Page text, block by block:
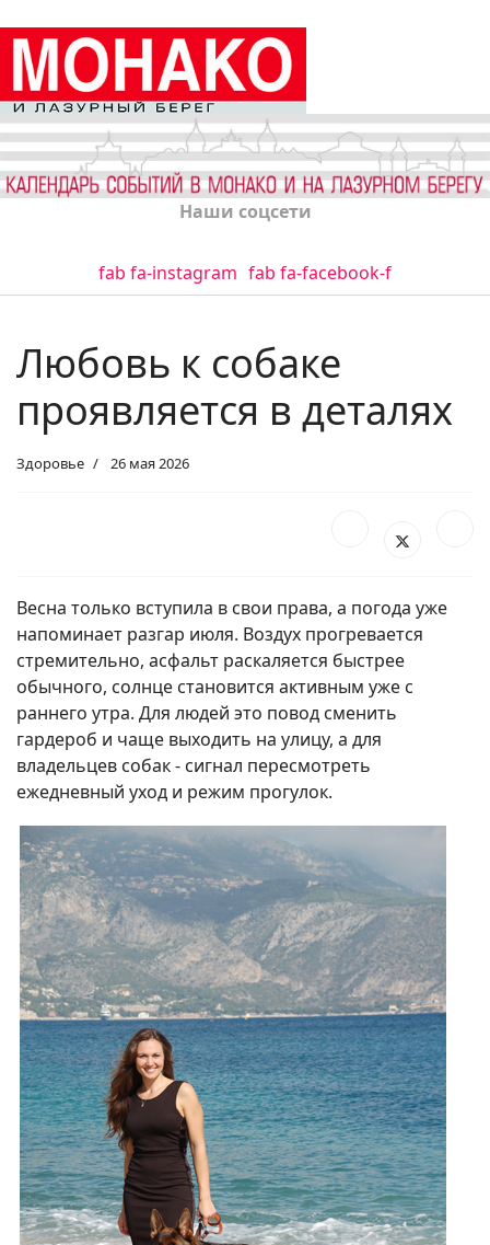
Наши соцсети
fab fa-instagram fab fa-facebook-f
Любовь к собаке
проявляется в деталях
Здоровье 26 мая 2026
Весна только вступила в свои права, а погода уже
напоминает разгар июля. Воздух прогревается
стремительно, асфальт раскаляется быстрее
обычного, солнце становится активным уже с
раннего утра. Для людей это повод сменить
гардероб и чаще выходить на улицу, а для
владельцев собак - сигнал пересмотреть
ежедневный уход и режим прогулок.